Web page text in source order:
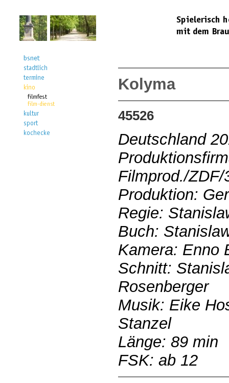
Kolyma
45526
Deutschland
Filmprod./ZDF/
Produktion:
Regie:
Buch:
Kamera: Enno
Schnitt:
Rosenberger
Musik: Eike
Stanzel
Länge: 89 min
FSK: ab 12